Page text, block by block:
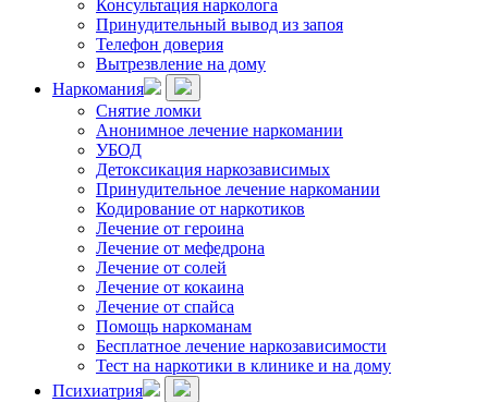
Консультация нарколога
Принудительный вывод из запоя
Телефон доверия
Вытрезвление на дому
Наркомания
Снятие ломки
Анонимное лечение наркомании
УБОД
Детоксикация наркозависимых
Принудительное лечение наркомании
Кодирование от наркотиков
Лечение от героина
Лечение от мефедрона
Лечение от солей
Лечение от кокаина
Лечение от спайса
Помощь наркоманам
Бесплатное лечение наркозависимости
Тест на наркотики в клинике и на дому
Психиатрия